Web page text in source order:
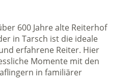
600 Jahre alte Reiterhof
in Tarsch ist die ideale
erfahrene Reiter. Hier
Momente mit den
in familiärer